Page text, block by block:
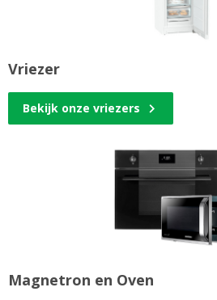
Vriezer
Bekijk onze vriezers
Magnetron en Oven